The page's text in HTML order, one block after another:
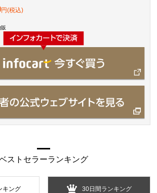
円(税込)
ストセラーランキング
キング 30日間ランキング